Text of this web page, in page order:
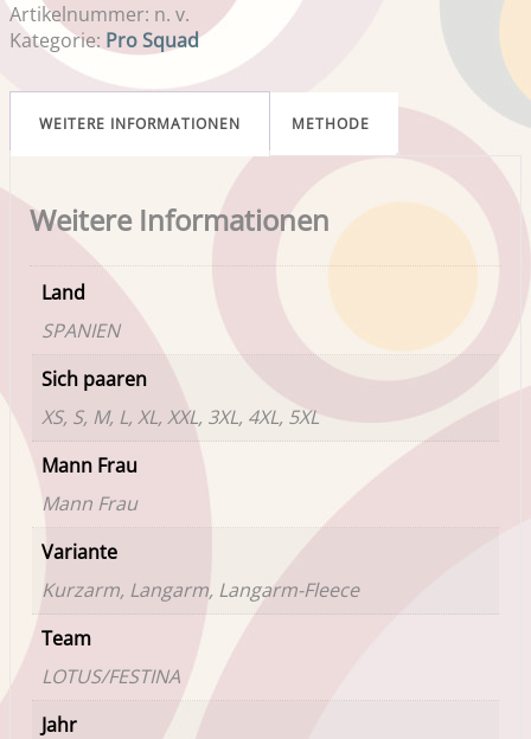
Artikelnummer: n. v.
Kategorie: Pro Squad
WEITERE INFORMATIONEN METHODE
Weitere Informationen
Land
SPANIEN
Sich paaren
XS, S, M, L, XL, XXL, 3XL, 4XL, 5XL
Mann Frau
Mann Frau
Variante
Kurzarm, Langarm, Langarm-Fleece
Team
LOTUS/FESTINA
Jahr